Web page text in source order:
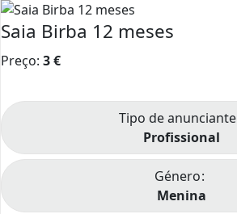
Saia Birba 12 meses
Preço: 3€
Tipo de anunciante
Profissional
Género
Menina